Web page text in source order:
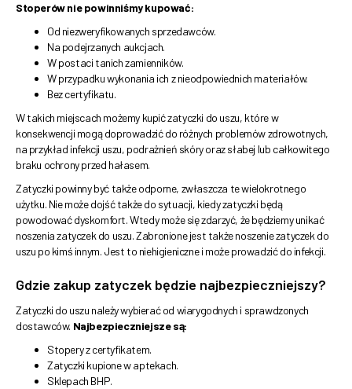
Stoperów nie powinniśmy kupować:
Od niezweryfikowanych sprzedawców.
Na podejrzanych aukcjach.
W postaci tanich zamienników.
W przypadku wykonania ich z nieodpowiednich materiałów.
Bez certyfikatu.
W takich miejscach możemy kupić zatyczki do uszu, które w
konsekwencji mogą doprowadzić do różnych problemów zdrowotnych,
na przykład infekcji uszu, podrażnień skóry oraz słabej lub całkowitego
braku ochrony przed hałasem.
Zatyczki powinny być także odporne, zwłaszcza te wielokrotnego
użytku. Nie może dojść także do sytuacji, kiedy zatyczki będą
powodować dyskomfort. Wtedy może się zdarzyć, że będziemy unikać
noszenia zatyczek do uszu. Zabronione jest także noszenie zatyczek do
uszu po kimś innym. Jest to niehigieniczne i może prowadzić do infekcji.
Gdzie zakup zatyczek będzie najbezpieczniejszy?
Zatyczki do uszu należy wybierać od wiarygodnych i sprawdzonych
dostawców. Najbezpieczniejsze są:
Stopery z certyfikatem.
Zatyczki kupione w aptekach.
Sklepach BHP.